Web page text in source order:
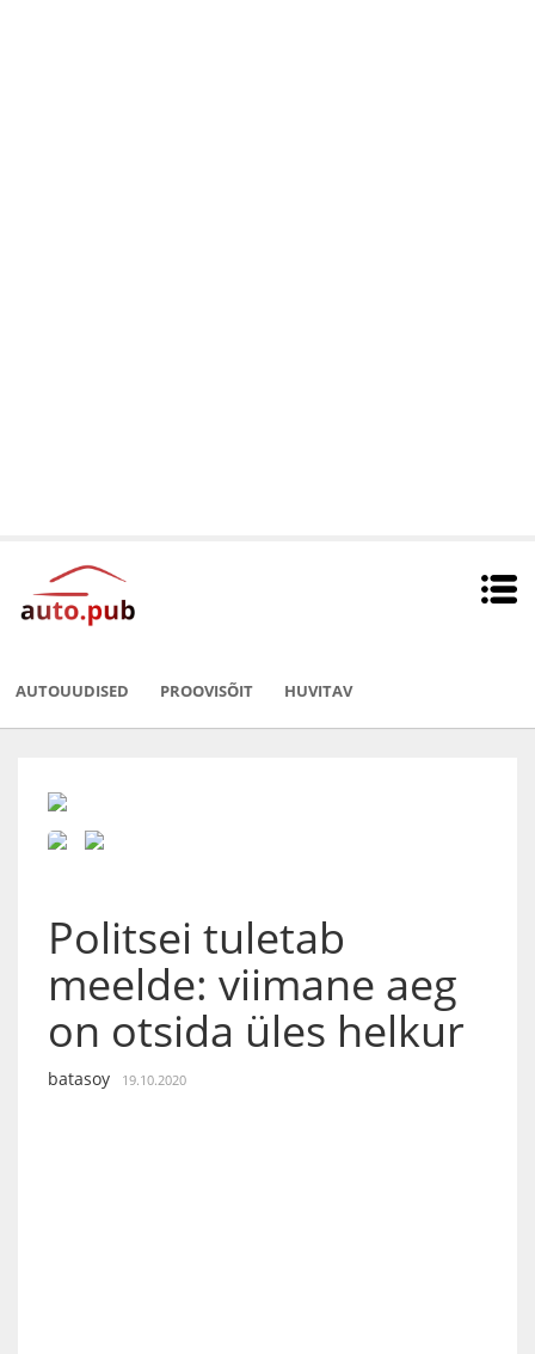
AUTOUUDISED PROOVISÕIT HUVITAV
Politsei tuletab
meelde: viimane aeg
on otsida üles helkur
batasoy 19.10.2020